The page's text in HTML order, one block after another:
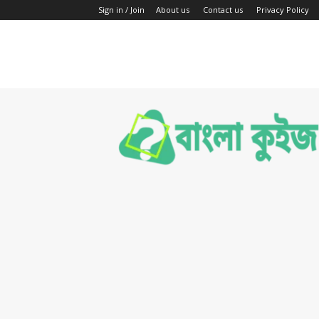
Sign in / Join About us Contact us Privacy Policy
Bengali
Quiz